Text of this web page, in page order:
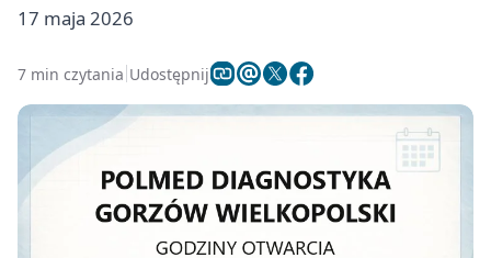
17 maja 2026
7 min czytania Udostępnij